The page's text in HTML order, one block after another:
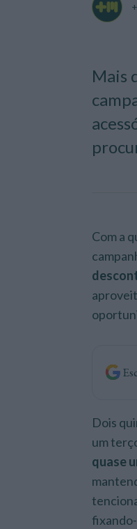
Mais
Com a
Dois
um
quase